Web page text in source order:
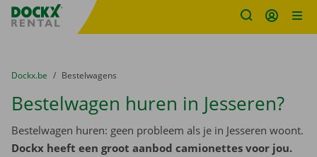
Fratello DEMO
U bevindt zich hier:
van
Dockx.be naar
Bestelwagens
Bestelwagen huren in Jesseren?
Bestelwagen huren: geen probleem als je in Jesseren woont.
Dockx heeft een groot aanbod camionettes voor jou.